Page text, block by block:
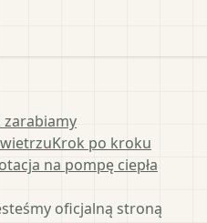
zarabiamy
Krok po kroku
na pompę ciepła
oficjalną stroną